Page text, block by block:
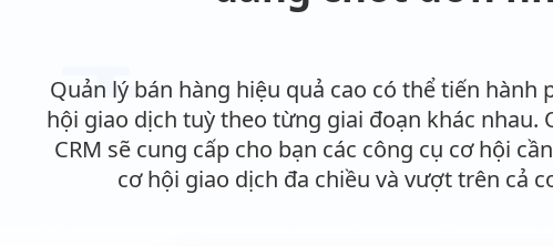
Quản lý bán hàng hiệu quả cao có thể tiến hành
hội giao dịch tuỳ theo từng giai đoạn khác nhau.
CRM sẽ cung cấp cho bạn các công cụ cơ hội
cơ hội giao dịch đa chiều và vượt trên cả